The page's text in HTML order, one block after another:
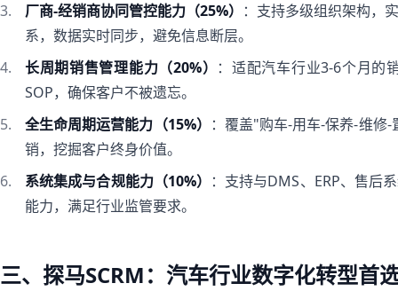
厂商-经销商协同管控能力（25%） ：支持多级组织架构，
系，数据实时同步，避免信息断层。
长周期销售管理能力（20%） ：适配汽车行业3-6个月的
SOP，确保客户不被遗忘。
全生命周期运营能力（15%） ：覆盖"购车-用车-保养-维修
销，挖掘客户终身价值。
系统集成与合规能力（10%） ：支持与DMS、ERP、售后
能力，满足行业监管要求。
三、探马SCRM：汽车行业数字化转型首